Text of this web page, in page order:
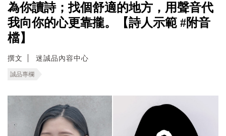
為你讀詩；找個舒適的地方，用聲音代
我向你的心更靠攏。【詩人示範 #附音
檔】
撰文 迷誠品內容中心
誠品專欄